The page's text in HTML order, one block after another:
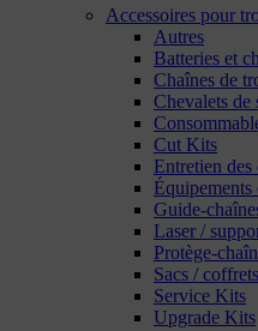
Accessoires pour
Autres
Batteries et
Chaînes de
Chevalets de
Cut Kits
Entretien
Guide-
Laser /
Protège-
Sacs / coffrets
Service Kits
Upgrade Kits